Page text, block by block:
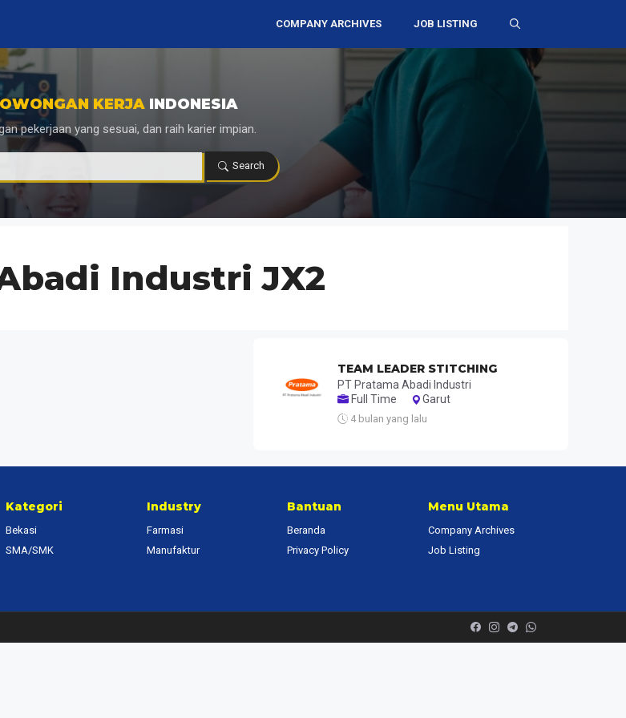
COMPANY ARCHIVES JOB LISTING
KERJAINDONESIA
pekerjaan yang sesuai, dan raih karier impian.
Search
Industri JX2
TEAM LEADER STITCHING
PT Pratama Abadi Industri
Full Time
Garut
4 bulan yang lalu
Kategori
Bekasi
SMA/SMK
Industry
Farmasi
Manufaktur
Bantuan
Beranda
Privacy Policy
Menu Utama
Company Archives
Job Listing